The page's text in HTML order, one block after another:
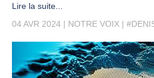
Lire la suite...
04 AVR 2024
NOTRE VOIX